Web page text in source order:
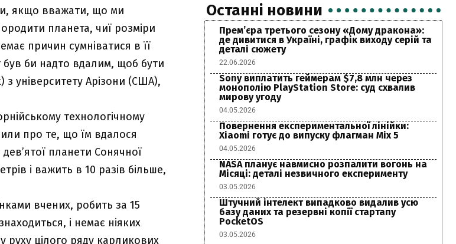
якщо вважати, що ми
планета, чиї розміри
причин сумніватися в її
був би надто вдалим, щоб бути
університету Арізони (США),
технологічному
про те, що їм вдалося
планети Сонячної
і важить в 10 разів більше,
вчених, робить за 15
і немає ніяких
руху цілого ряду карликових
Останні новини
Прем’єра третього сезону «Дому дракона»:
де дивитися в Україні, графік виходу серій та
деталі сюжету
22.06.2026
Sony виплатить геймерам $7,8 млн через
монополію PlayStation Store: суд схвалив
мирову угоду
04.05.2026
Повернення експериментальної лінійки:
Xiaomi готує до випуску флагман Mix 5
04.05.2026
NASA планує навмисно розпалити вогонь на
Місяці: деталі незвичного експерименту
03.05.2026
Штучний інтелект випадково видалив усю
базу даних та резервні копії стартапу
PocketOS
03.05.2026